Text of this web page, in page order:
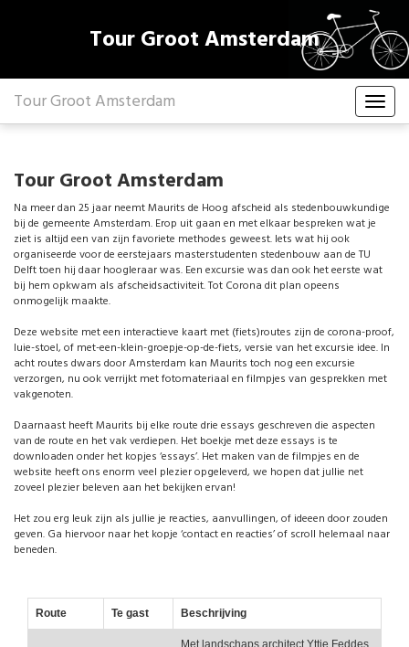
Tour Groot Amsterdam
Tour Groot Amsterdam
Tour Groot Amsterdam
Na meer dan 25 jaar neemt Maurits de Hoog afscheid als stedenbouwkundige
bij de gemeente Amsterdam. Erop uit gaan en met elkaar bespreken wat je
ziet is altijd een van zijn favoriete methodes geweest. Iets wat hij ook
organiseerde voor de eerstejaars masterstudenten stedenbouw aan de TU
Delft toen hij daar hoogleraar was. Een excursie was dan ook het eerste wat
bij hem opkwam als afscheidsactiviteit. Tot Corona dit plan opeens
onmogelijk maakte.
Deze website met een interactieve kaart met (fiets)routes zijn de corona-proof,
luie-stoel, of met-een-klein-groepje-op-de-fiets, versie van het excursie idee. In
acht routes dwars door Amsterdam kan Maurits toch nog een excursie
verzorgen, nu ook verrijkt met fotomateriaal en filmpjes van gesprekken met
vakgenoten.
Daarnaast heeft Maurits bij elke route drie essays geschreven die aspecten
van de route en het vak verdiepen. Het boekje met deze essays is te
downloaden onder het kopjes ‘essays’. Het maken van de filmpjes en de
website heeft ons enorm veel plezier opgeleverd, we hopen dat jullie net
zoveel plezier beleven aan het bekijken ervan!
Het zou erg leuk zijn als jullie je reacties, aanvullingen, of ideeen door zouden
geven. Ga hiervoor naar het kopje ‘contact en reacties’ of scroll helemaal naar
beneden.
Route Te gast Beschrijving
Met landschaps architect Yttje Feddes